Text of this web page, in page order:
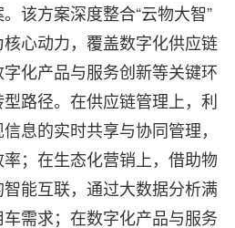
该方案深度整合“云物大智”
心动力，覆盖数字化供应链
化产品与服务创新等关键环
路径。在供应链管理上，利
息的实时共享与协同管理，
；在生态化营销上，借助物
能互联，通过大数据分析满
需求；在数字化产品与服务